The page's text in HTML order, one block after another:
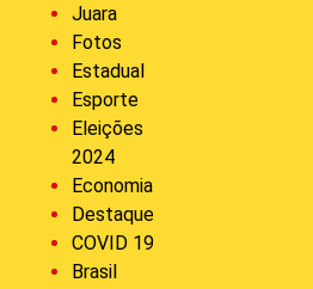
Juara
Fotos
Estadual
Esporte
Eleições
2024
Economia
Destaque
COVID 19
Brasil